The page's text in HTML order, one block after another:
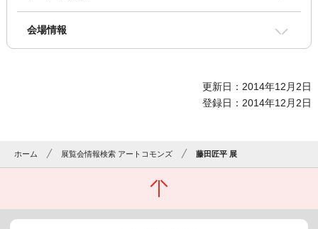
会場情報
更新日：2014年12月2日
登録日：2014年12月2日
ホーム 展覧会情報検索 アートコモンズ 藤田匠平 展